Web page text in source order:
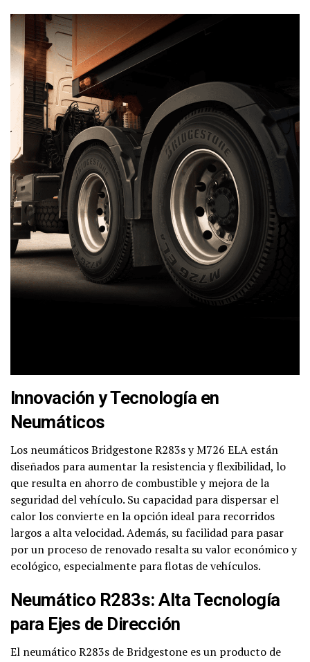
Innovación y Tecnología en
Neumáticos
Los neumáticos Bridgestone R283s y M726 ELA están
diseñados para aumentar la resistencia y flexibilidad, lo
que resulta en ahorro de combustible y mejora de la
seguridad del vehículo. Su capacidad para dispersar el
calor los convierte en la opción ideal para recorridos
largos a alta velocidad. Además, su facilidad para pasar
por un proceso de renovado resalta su valor económico y
ecológico, especialmente para flotas de vehículos.
Neumático R283s: Alta Tecnología
para Ejes de Dirección
El neumático R283s de Bridgestone es un producto de